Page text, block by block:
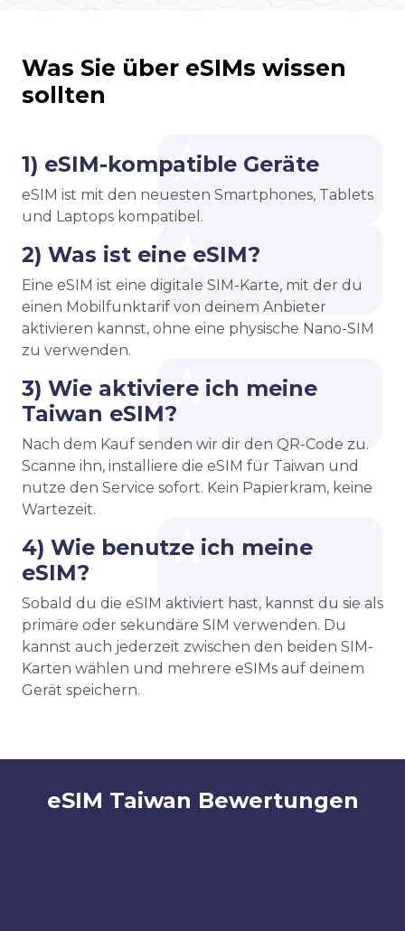
Was Sie über eSIMs wissen
sollten
1) eSIM-kompatible Geräte
eSIM ist mit den neuesten Smartphones, Tablets
und Laptops kompatibel.
2) Was ist eine eSIM?
Eine eSIM ist eine digitale SIM-Karte, mit der du
einen Mobilfunktarif von deinem Anbieter
aktivieren kannst, ohne eine physische Nano-SIM
zu verwenden.
3) Wie aktiviere ich meine
Taiwan eSIM?
Nach dem Kauf senden wir dir den QR-Code zu.
Scanne ihn, installiere die eSIM für Taiwan und
nutze den Service sofort. Kein Papierkram, keine
Wartezeit.
4) Wie benutze ich meine
eSIM?
Sobald du die eSIM aktiviert hast, kannst du sie als
primäre oder sekundäre SIM verwenden. Du
kannst auch jederzeit zwischen den beiden SIM-
Karten wählen und mehrere eSIMs auf deinem
Gerät speichern.
eSIM Taiwan Bewertungen